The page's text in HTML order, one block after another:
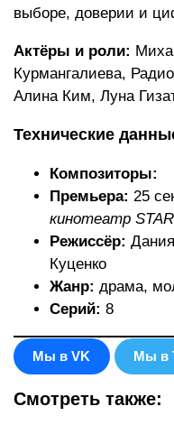
выборе, доверии и
Актёры и роли:
Курмангалиева,
Алина Ким, Луна
Технические
Композиторы:
Премьера: 25
кинотеатр
Режиссёр:
Куценко
Жанр: драма,
Серий: 8
Мы в VK Мы в
Смотреть также: